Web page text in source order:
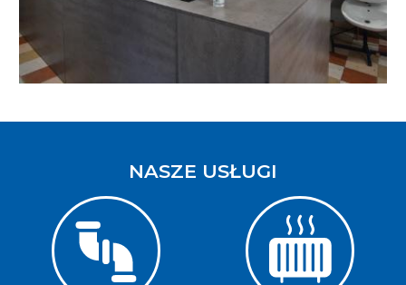
NASZE USŁUGI
Image Image